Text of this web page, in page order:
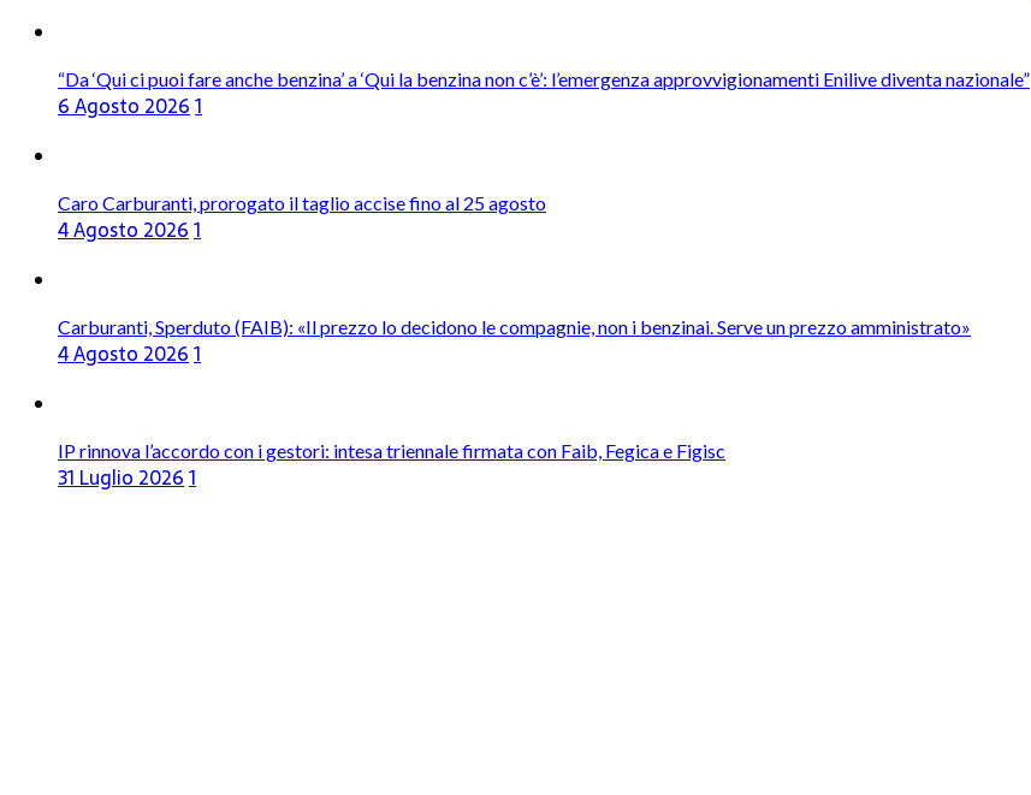
“Da ‘Qui ci puoi fare anche benzina’ a ‘Qui la benzina non c’è’: l’emergenza approvvigionamenti Enilive diventa nazionale”
6 Agosto 20261
Caro Carburanti, prorogato il taglio accise fino al 25 agosto
4 Agosto 20261
Carburanti, Sperduto (FAIB): «Il prezzo lo decidono le compagnie, non i benzinai. Serve un prezzo amministrato»
4 Agosto 20261
IP rinnova l’accordo con i gestori: intesa triennale firmata con Faib, Fegica e Figisc
31 Luglio 20261